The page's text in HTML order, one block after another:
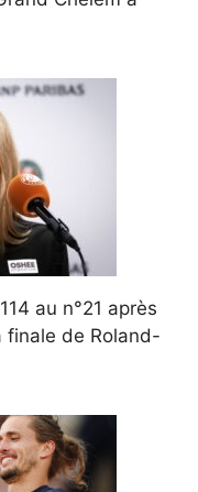
au n°21 après
finale de Roland-